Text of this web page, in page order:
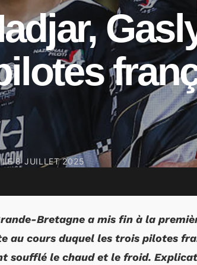
LE8 JUILLET 2025
Bretagne a mis fin à la
au cours duquel les trois pilotes
soufflé le chaud et le froid.